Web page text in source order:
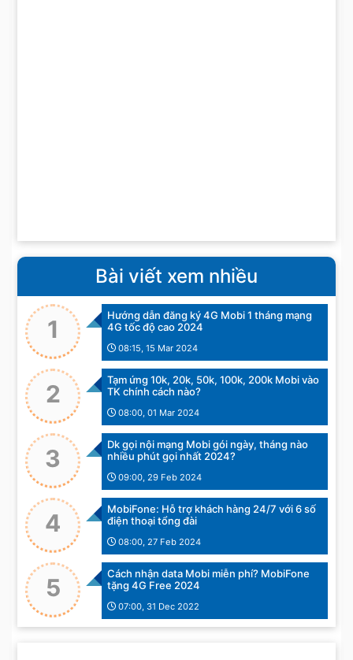
Bài viết xem nhiều
1
Hướng dẫn đăng ký 4G Mobi 1 tháng mạng
4G tốc độ cao 2024
08:15, 15 Mar 2024
2
Tạm ứng 10k, 20k, 50k, 100k, 200k Mobi vào
TK chính cách nào?
08:00, 01 Mar 2024
3
Dk gọi nội mạng Mobi gói ngày, tháng nào
nhiều phút gọi nhất 2024?
09:00, 29 Feb 2024
4
MobiFone: Hỗ trợ khách hàng 24/7 với 6 số
điện thoại tổng đài
08:00, 27 Feb 2024
5
Cách nhận data Mobi miễn phí? MobiFone
tặng 4G Free 2024
07:00, 31 Dec 2022